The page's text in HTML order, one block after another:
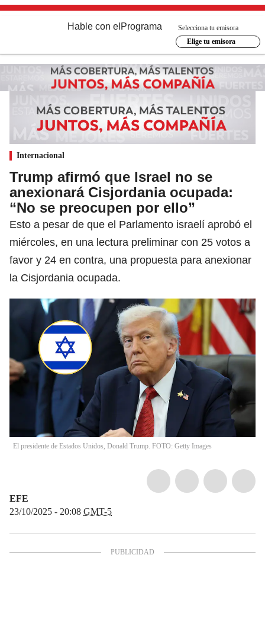
Hable con el Programa
Selecciona tu emisora
Elige tu emisora
Internacional
Trump afirmó que Israel no se
anexionará Cisjordania ocupada:
“No se preocupen por ello”
Esto a pesar de que el Parlamento israelí aprobó el
miércoles, en una lectura preliminar con 25 votos a
favor y 24 en contra, una propuesta para anexionar
la Cisjordania ocupada.
El presidente de Estados Unidos, Donald Trump. FOTO: Getty Images
EFE
23/10/2025 - 20:08 GMT-5